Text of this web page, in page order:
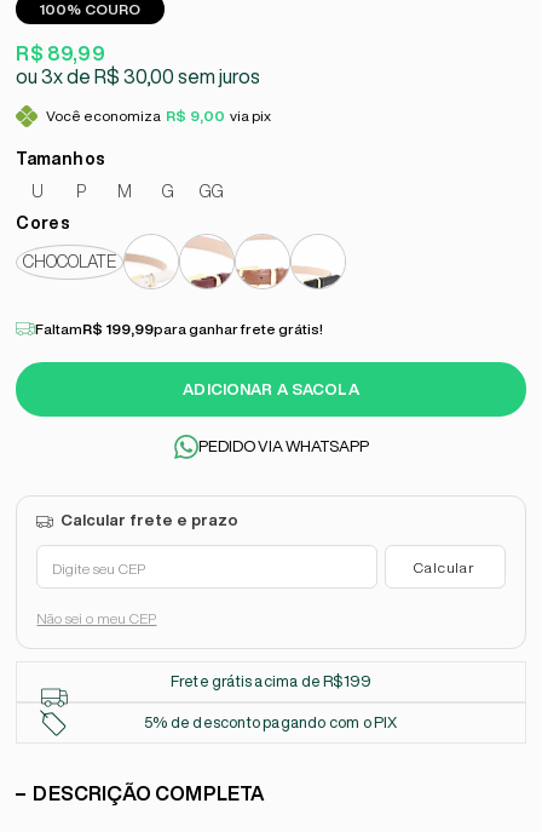
100% COURO
R$ 89,99
3x
R$ 30,00sem juros
Você economiza R$ 9,00 via pix
U P M G GG
CHOCOLATE
ADICIONAR A SACOLA
FaltamR$ 199,99para ganhar frete grátis!
PEDIDO VIA WHATSAPP
Não sei o meu CEP
Frete grátis acima de R$199
5% de desconto pagando com o PIX
DESCRIÇÃO COMPLETA